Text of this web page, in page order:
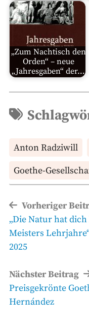
„Zum Nachtisch den
Orden“ – neue
„Jahresgaben“ der…
Anton Radziwill
Goethe-
Vorheriger
Vorheriger
Beitrag
„Die Natur hat
Meisters
2025
Nächster Beitrag
Nächster
Beitrag
Preisgekrönte
Hernández